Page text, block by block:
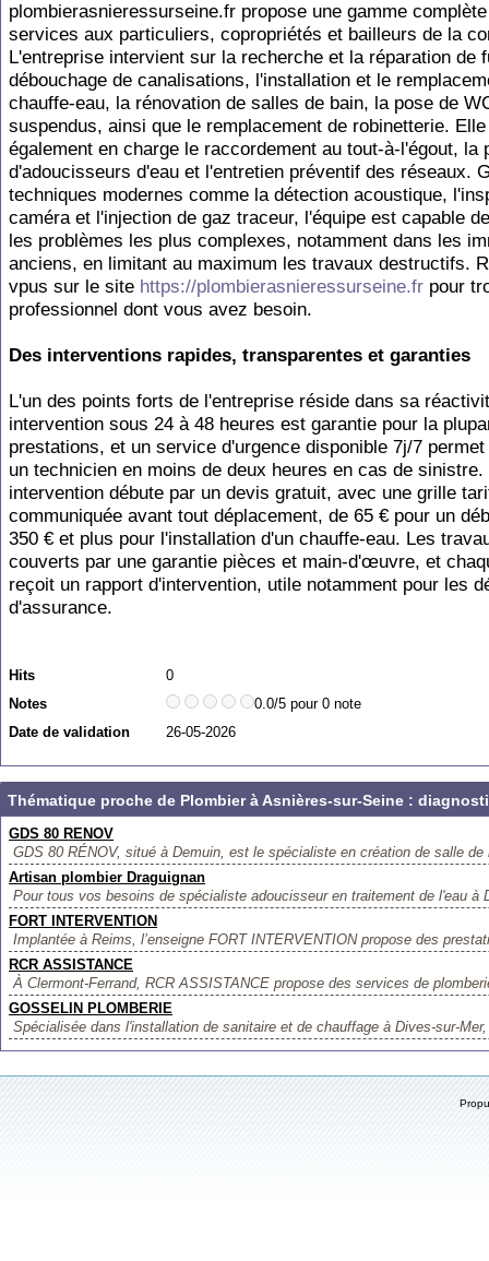
plombierasnieressurseine.fr propose une gamme
services aux particuliers, copropriétés et bailleurs de la
L'entreprise intervient sur la recherche et la réparation de
débouchage de canalisations, l'installation et le
chauffe-eau, la rénovation de salles de bain, la pose de
suspendus, ainsi que le remplacement de robinetterie.
également en charge le raccordement au tout-à-l'égout, la
d'adoucisseurs d'eau et l'entretien préventif des réseaux.
techniques modernes comme la détection acoustique,
caméra et l'injection de gaz traceur, l'équipe est capable
les problèmes les plus complexes, notamment dans les
anciens, en limitant au maximum les travaux destructifs.
vpus sur le site https://plombierasnieressurseine.fr pour
professionnel dont vous avez besoin.
Des interventions rapides, transparentes et garanties
L'un des points forts de l'entreprise réside dans sa
intervention sous 24 à 48 heures est garantie pour la
prestations, et un service d'urgence disponible 7j/7
un technicien en moins de deux heures en cas de sinistre.
intervention débute par un devis gratuit, avec une grille
communiquée avant tout déplacement, de 65 € pour un
350 € et plus pour l'installation d'un chauffe-eau. Les
couverts par une garantie pièces et main-d'œuvre, et
reçoit un rapport d'intervention, utile notamment pour les
d'assurance.
Hits
0
Notes
0.0/5 pour 0 note
Date de validation
26-05-2026
Thématique proche de Plombier à Asnières-sur-Seine :
GDS 80 RENOV
GDS 80 RÉNOV, situé à Demuin, est le spécialiste en création de salle
Artisan plombier Draguignan
Pour tous vos besoins de spécialiste adoucisseur en traitement de l'eau à
FORT INTERVENTION
Implantée à Reims, l’enseigne FORT INTERVENTION propose des
RCR ASSISTANCE
À Clermont-Ferrand, RCR ASSISTANCE propose des services de
GOSSELIN PLOMBERIE
Spécialisée dans l'installation de sanitaire et de chauffage à Dives-sur-